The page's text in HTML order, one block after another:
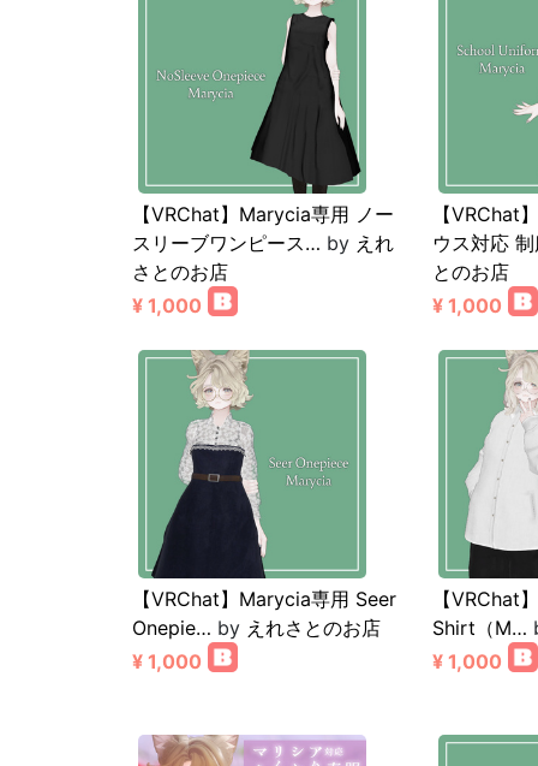
【VRChat】Marycia専用 ノー
スリーブワンピース… by えれ
さとのお店
¥ 1,000
【VRChat
ウス対応
とのお店
¥ 1,000
【VRChat】Marycia専用 Seer
Onepie… by えれさとのお店
¥ 1,000
【VRChat
Shirt（M…
¥ 1,000